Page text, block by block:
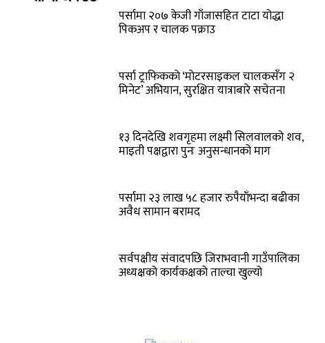
पर्सामा २०७ केजी गाँजासहित टाटा योद्धा
पिकअप र चालक पक्राउ
पर्सा ट्राफिककाे ‘माेटरसाइकल चालकसँग २
मिनेट’ अभियान, सुरक्षित यात्राबारे सचेतना
१३ दिनदेखि शवगृहमा लक्ष्मी सिलवालको शव,
माइती पक्षद्वारा पुनः अनुसन्धानको माग
पर्सामा २३ लाख ५८ हजार रुपैयाँभन्दा बढीका
अवैध सामान बरामद
सर्वपक्षीय संवादपछि जिराभवानी गाउँपालिका
अध्यक्षको कार्यकक्षको ताल्चा खुल्यो